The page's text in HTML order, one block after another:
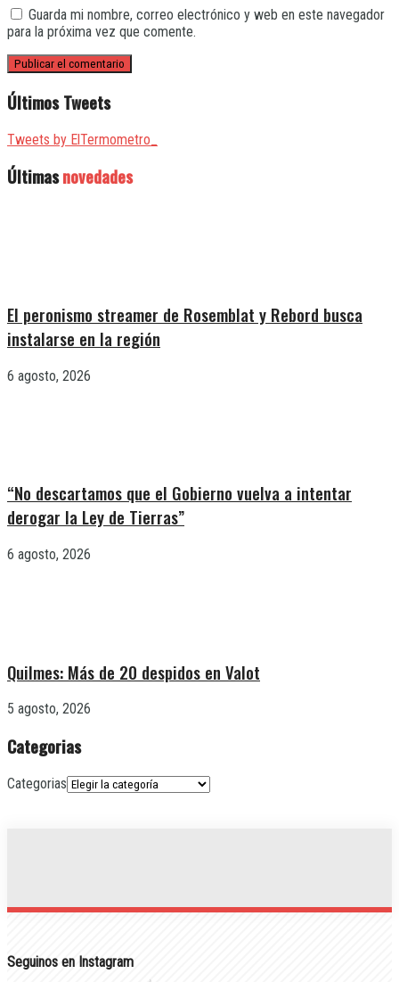
Guarda mi nombre, correo electrónico y web en este navegador
para la próxima vez que comente.
Últimos Tweets
Tweets by ElTermometro_
Últimasnovedades
El peronismo streamer de Rosemblat y Rebord busca
instalarse en la región
6 agosto, 2026
“No descartamos que el Gobierno vuelva a intentar
derogar la Ley de Tierras”
6 agosto, 2026
Quilmes: Más de 20 despidos en Valot
5 agosto, 2026
Categorias
Categorias
Seguinos en Instagram